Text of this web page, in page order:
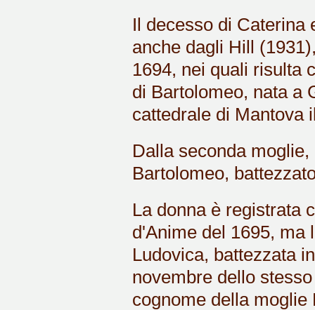
Il decesso di Caterina
anche dagli Hill
1694, nei quali risulta
di Bartolomeo, nata a
cattedrale di Mantova
Dalla seconda
Bartolomeo,
La donna è registrata
d'Anime del 1695, ma
Ludovica, battezzata
novembre dello
cognome della